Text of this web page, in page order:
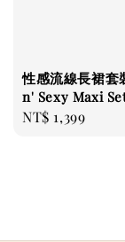
性感流線長裙套
n' Sexy Maxi
Regular
NT$ 1,399